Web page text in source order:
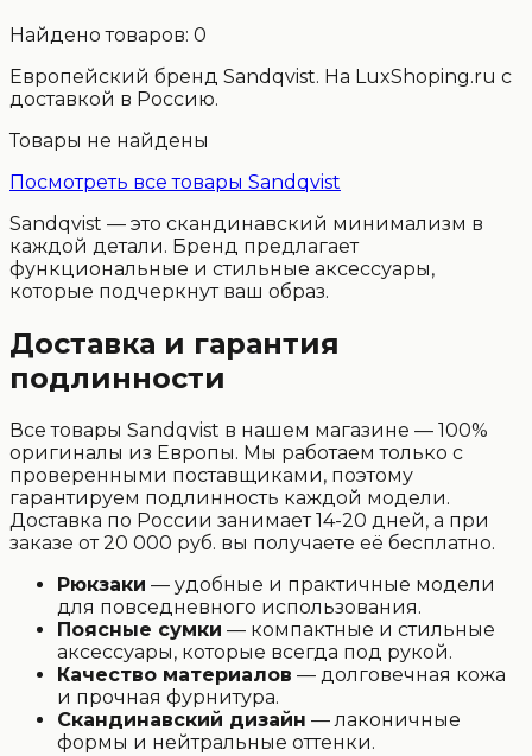
Найдено товаров: 0
Европейский бренд Sandqvist. На LuxShoping.ru с
доставкой в Россию.
Товары не найдены
Посмотреть все товары Sandqvist
Sandqvist — это скандинавский минимализм в
каждой детали. Бренд предлагает
функциональные и стильные аксессуары,
которые подчеркнут ваш образ.
Доставка и гарантия
подлинности
Все товары Sandqvist в нашем магазине — 100%
оригиналы из Европы. Мы работаем только с
проверенными поставщиками, поэтому
гарантируем подлинность каждой модели.
Доставка по России занимает 14-20 дней, а при
заказе от 20 000 руб. вы получаете её бесплатно.
Рюкзаки — удобные и практичные модели
для повседневного использования.
Поясные сумки — компактные и стильные
аксессуары, которые всегда под рукой.
Качество материалов — долговечная кожа
и прочная фурнитура.
Скандинавский дизайн — лаконичные
формы и нейтральные оттенки.